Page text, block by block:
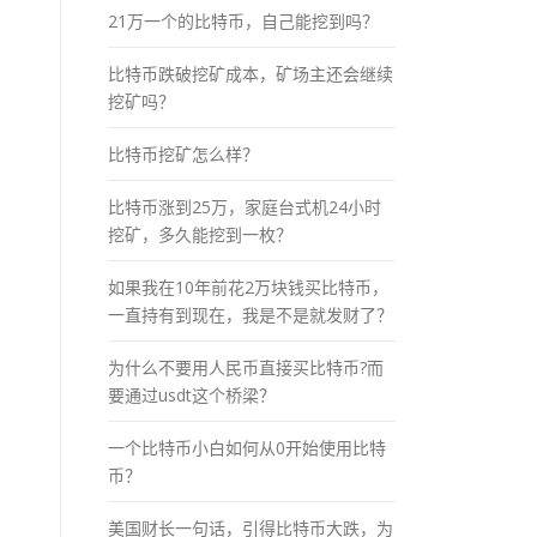
21万一个的比特币，自己能挖到吗？
比特币跌破挖矿成本，矿场主还会继续
挖矿吗？
比特币挖矿怎么样？
比特币涨到25万，家庭台式机24小时
挖矿，多久能挖到一枚？
如果我在10年前花2万块钱买比特币，
一直持有到现在，我是不是就发财了？
为什么不要用人民币直接买比特币?而
要通过usdt这个桥梁？
一个比特币小白如何从0开始使用比特
币？
美国财长一句话，引得比特币大跌，为